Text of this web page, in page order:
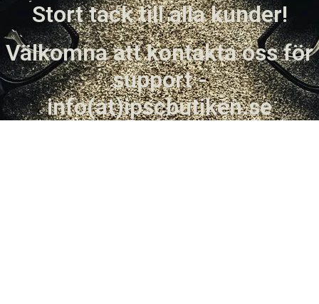
Stort tack till alla kunder!
Välkomna att kontakta oss för
support -
info(at)ipscbutiken.se